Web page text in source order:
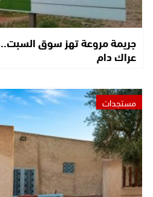
جريمة مروعة تهز سوق
عراك دام
مستجدات